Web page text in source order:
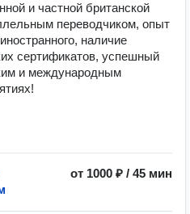
и частной британской
переводчиком, опыт
наличие
сертификатов, успешный
и международным
от 1000 ₽ / 45 мин